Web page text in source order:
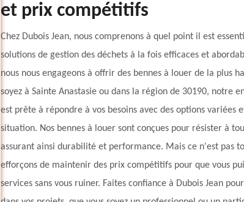
et prix compétitifs
Chez Dubois Jean, nous comprenons à quel point il est
solutions de gestion des déchets à la fois efficaces et
nous nous engageons à offrir des bennes à louer de la plus
soyez à Sainte Anastasie ou dans la région de 30190, notre
est prête à répondre à vos besoins avec des options variées
situation. Nos bennes à louer sont conçues pour résister à
assurant ainsi durabilité et performance. Mais ce n'est pas
efforçons de maintenir des prix compétitifs pour que vous
services sans vous ruiner. Faites confiance à Dubois Jean